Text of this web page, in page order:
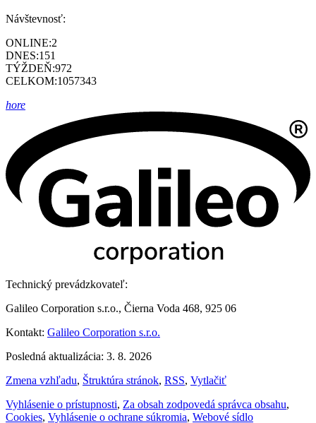
Návštevnosť:
ONLINE:2
DNES:151
TÝŽDEŇ:972
CELKOM:1057343
hore
Technický prevádzkovateľ:
Galileo Corporation s.r.o., Čierna Voda 468, 925 06
Kontakt: Galileo Corporation s.r.o.
Posledná aktualizácia: 3. 8. 2026
Zmena vzhľadu, Štruktúra stránok, RSS, Vytlačiť
Vyhlásenie o prístupnosti, Za obsah zodpovedá správca obsahu,
Cookies, Vyhlásenie o ochrane súkromia, Webové sídlo